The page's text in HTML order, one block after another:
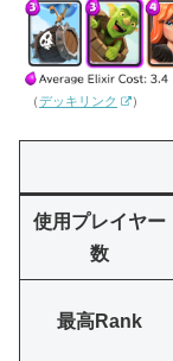
（デッキリンク ）
使用プレイヤー
数
最高Rank